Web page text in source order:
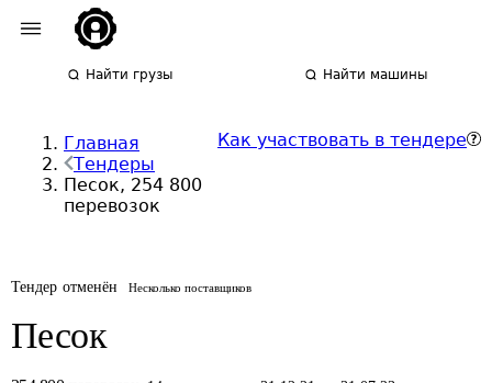
Найти грузы Найти машины
Главная
Тендеры
Песок, 254 800
перевозок
Как участвовать в тендере
Тендер отменён Несколько поставщиков
Песок